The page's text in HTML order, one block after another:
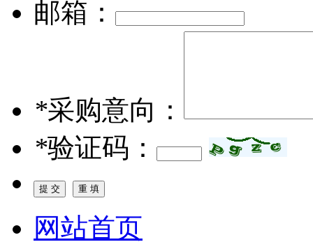
邮箱：
*采购意向：
*验证码：
网站首页